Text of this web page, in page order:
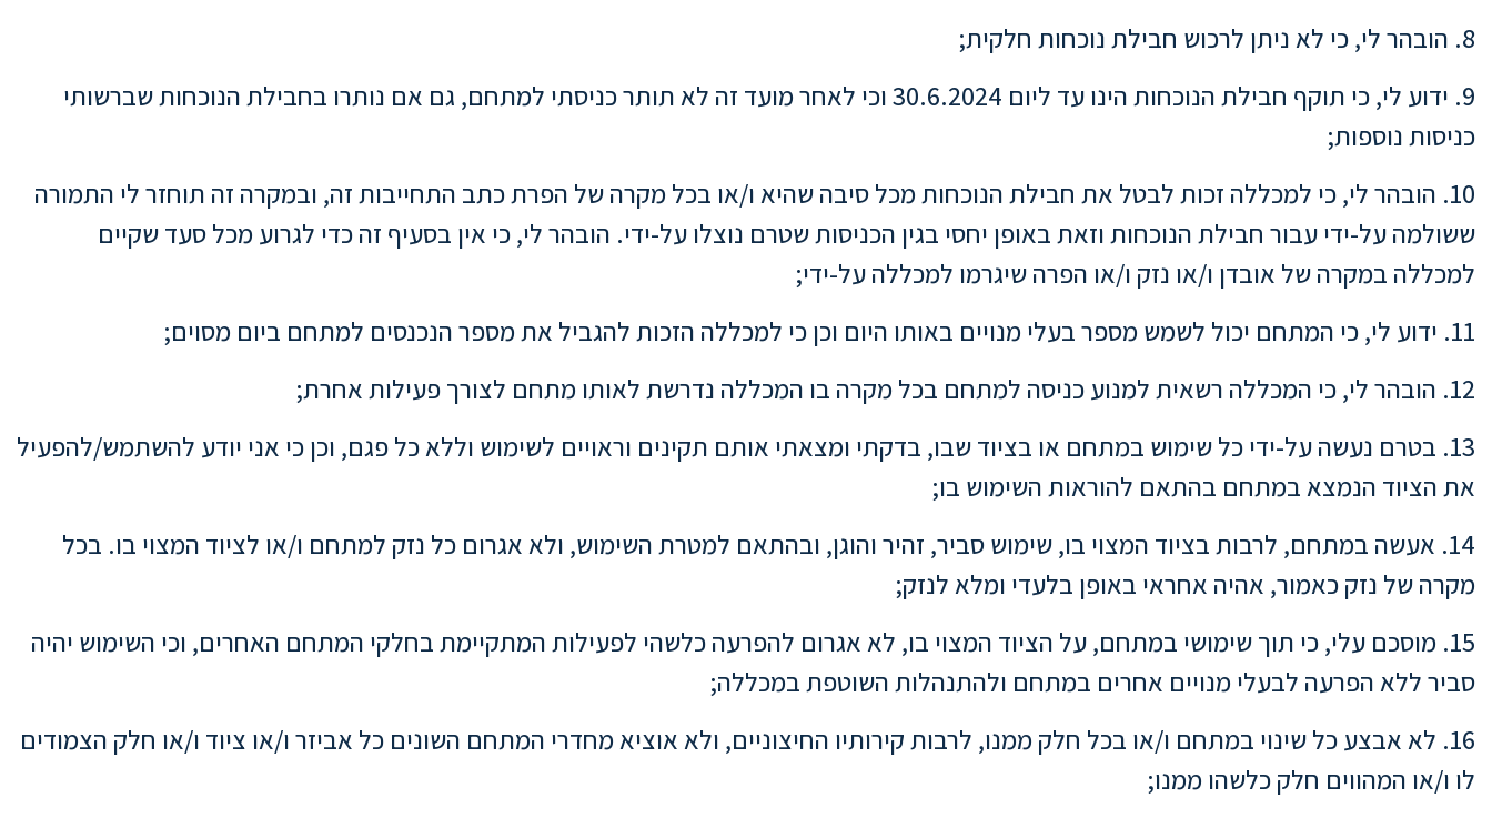
8. הובהר לי, כי לא ניתן לרכוש חבילת נוכחות חלקית;
9. ידוע לי, כי תוקף חבילת הנוכחות הינו עד ליום 30.6.2024 וכי לאחר מועד זה לא תותר כניסתי למתחם, גם אם נותרו בחבילת הנוכחות שברשותי
כניסות נוספות;
10. הובהר לי, כי למכללה זכות לבטל את חבילת הנוכחות מכל סיבה שהיא ו/או בכל מקרה של הפרת כתב התחייבות זה, ובמקרה זה תוחזר לי התמורה
ששולמה על-ידי עבור חבילת הנוכחות וזאת באופן יחסי בגין הכניסות שטרם נוצלו על-ידי. הובהר לי, כי אין בסעיף זה כדי לגרוע מכל סעד שקיים
למכללה במקרה של אובדן ו/או נזק ו/או הפרה שיגרמו למכללה על-ידי;
11. ידוע לי, כי המתחם יכול לשמש מספר בעלי מנויים באותו היום וכן כי למכללה הזכות להגביל את מספר הנכנסים למתחם ביום מסוים;
12. הובהר לי, כי המכללה רשאית למנוע כניסה למתחם בכל מקרה בו המכללה נדרשת לאותו מתחם לצורך פעילות אחרת;
13. בטרם נעשה על-ידי כל שימוש במתחם או בציוד שבו, בדקתי ומצאתי אותם תקינים וראויים לשימוש וללא כל פגם, וכן כי אני יודע להשתמש/להפעיל
את הציוד הנמצא במתחם בהתאם להוראות השימוש בו;
14. אעשה במתחם, לרבות בציוד המצוי בו, שימוש סביר, זהיר והוגן, ובהתאם למטרת השימוש, ולא אגרום כל נזק למתחם ו/או לציוד המצוי בו. בכל
מקרה של נזק כאמור, אהיה אחראי באופן בלעדי ומלא לנזק;
15. מוסכם עלי, כי תוך שימושי במתחם, על הציוד המצוי בו, לא אגרום להפרעה כלשהי לפעילות המתקיימת בחלקי המתחם האחרים, וכי השימוש יהיה
סביר ללא הפרעה לבעלי מנויים אחרים במתחם ולהתנהלות השוטפת במכללה;
16. לא אבצע כל שינוי במתחם ו/או בכל חלק ממנו, לרבות קירותיו החיצוניים, ולא אוציא מחדרי המתחם השונים כל אביזר ו/או ציוד ו/או חלק הצמודים
לו ו/או המהווים חלק כלשהו ממנו;